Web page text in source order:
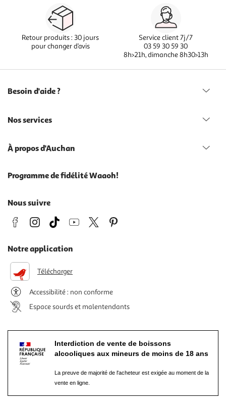
Retour produits : 30 jours
pour changer d’avis
Service client 7j/7
03 59 30 59 30
8h>21h, dimanche 8h30>13h
Besoin d'aide ?
Nos services
À propos d'Auchan
Programme de fidélité Waaoh!
Nous suivre
Notre application
Télécharger
Accessibilité : non conforme
Espace sourds et malentendants
Interdiction de vente de boissons
alcooliques aux mineurs de moins de 18 ans
La preuve de majorité de l'acheteur est exigée au moment de la
vente en ligne.